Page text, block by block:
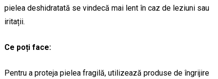
pielea deshidratată se vindecă mai lent în caz de leziuni sau
iritații.
Ce poți face:
Pentru a proteja pielea fragilă, utilizează produse de îngrijire